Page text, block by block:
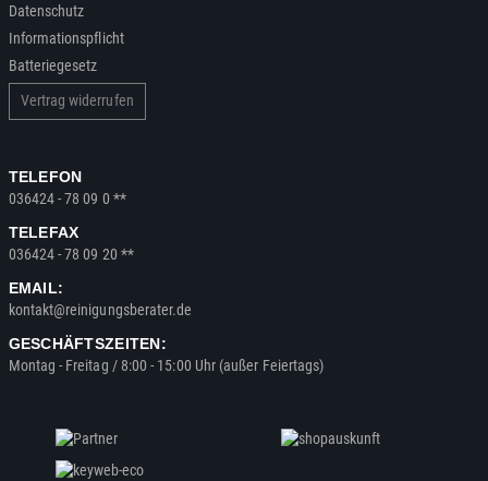
Datenschutz
Informationspflicht
Batteriegesetz
Vertrag widerrufen
TELEFON
036424 - 78 09 0 **
TELEFAX
036424 - 78 09 20 **
EMAIL:
kontakt@reinigungsberater.de
GESCHÄFTSZEITEN:
Montag - Freitag / 8:00 - 15:00 Uhr (außer Feiertags)